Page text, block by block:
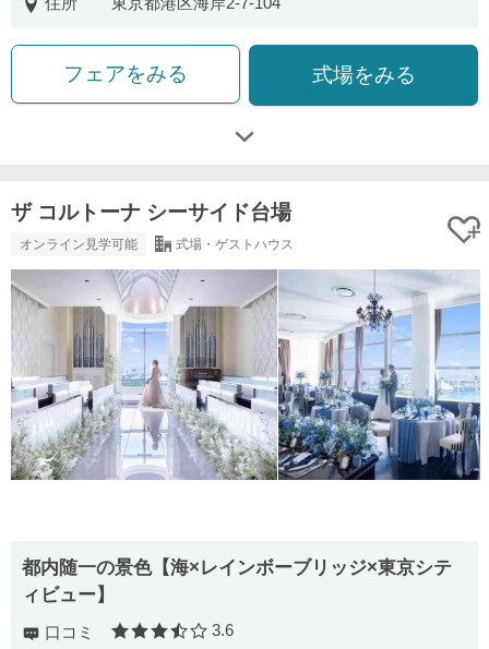
フェアをみる 式場をみる
ザ コルトーナ シーサイド台場
オンライン見学可能 式場・ゲストハウス
都内随一の景色【海×レインボーブリッジ×東京シテ
ィビュー】
口コミ 口コミ評価
3.6